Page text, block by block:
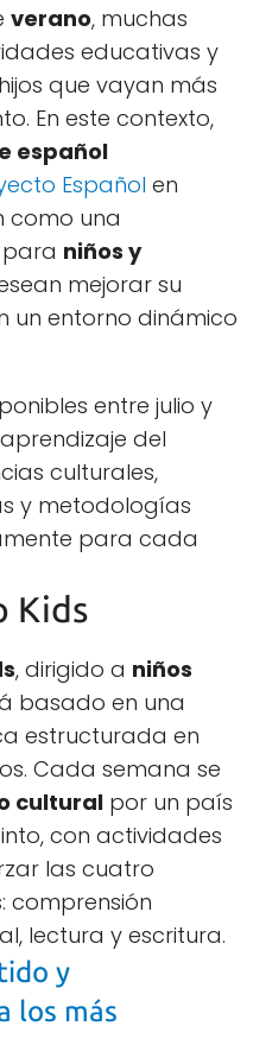
verano, muchas
educativas y
que vayan más
En este contexto,
español
Español en
como una
niños y
mejorar su
un entorno dinámico
entre julio y
del
culturales,
y metodologías
para cada
Kids
, dirigido a niños
basado en una
estructurada en
Cada semana se
cultural por un país
con actividades
las cuatro
comprensión
lectura y escritura.
y
los más